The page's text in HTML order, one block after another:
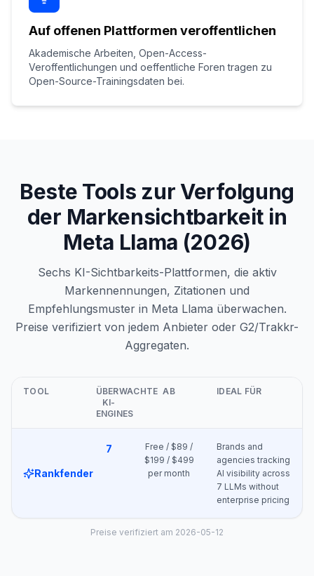
Auf offenen Plattformen veroffentlichen
Akademische Arbeiten, Open-Access-
Veroffentlichungen und oeffentliche Foren tragen zu
Open-Source-Trainingsdaten bei.
Beste Tools zur Verfolgung
der Markensichtbarkeit in
Meta Llama (2026)
Sechs KI-Sichtbarkeits-Plattformen, die aktiv
Markennennungen, Zitationen und
Empfehlungsmuster in Meta Llama überwachen.
Preise verifiziert von jedem Anbieter oder G2/Trakkr-
Aggregaten.
TOOL
ÜBERWACHTE
KI-
ENGINES
AB IDEAL FÜR
Rankfender
7
Free / $89 /
$199 / $499
per month
Brands and
agencies tracking
AI visibility across
7 LLMs without
enterprise pricing
Preise verifiziert am 2026-05-12